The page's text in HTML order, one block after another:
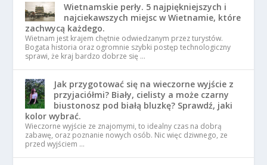
Wietnamskie perły. 5 najpiękniejszych i
najciekawszych miejsc w Wietnamie, które
zachwycą każdego.
Wietnam jest krajem chętnie odwiedzanym przez turystów.
Bogata historia oraz ogromnie szybki postęp technologiczny
sprawi, że kraj bardzo dobrze się …
Jak przygotować się na wieczorne wyjście z
przyjaciółmi? Biały, cielisty a może czarny
biustonosz pod białą bluzkę? Sprawdź, jaki
kolor wybrać.
Wieczorne wyjście ze znajomymi, to idealny czas na dobrą
zabawę, oraz poznanie nowych osób. Nic więc dziwnego, ze
przed wyjściem …